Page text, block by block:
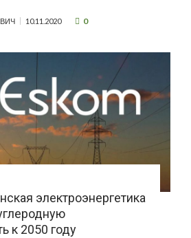
10.11.2020 0
электроэнергетика
к 2050 году